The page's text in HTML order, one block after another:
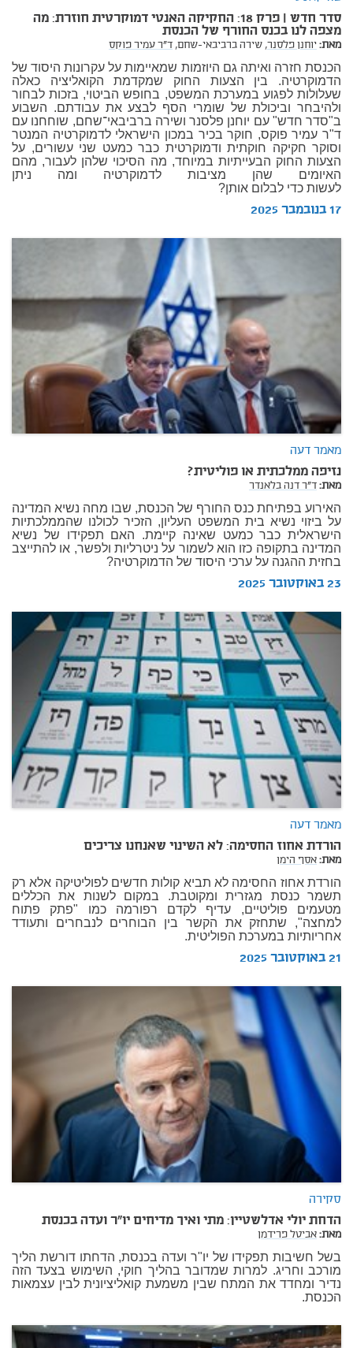
סדר חדש | פרק 18: החקיקה האנטי דמוקרטית חוזרת: מה
מצפה לנו בכנס החורף של הכנסת
מאת:יוחנן פלסנר, שירה ברביבאי-שחם, ד"ר עמיר פוקס
הכנסת חזרה ואיתה גם היוזמות שמאיימות על עקרונות היסוד של
הדמוקרטיה. בין הצעות החוק שמקדמת הקואליציה כאלה
שעלולות לפגוע במערכת המשפט, בחופש הביטוי, בזכות לבחור
ולהיבחר וביכולת של שומרי הסף לבצע את עבודתם. השבוע
ב"סדר חדש" עם יוחנן פלסנר ושירה ברביבאי־שחם, שוחחנו עם
ד"ר עמיר פוקס, חוקר בכיר במכון הישראלי לדמוקרטיה המנטר
וסוקר חקיקה חוקתית ודמוקרטית כבר כמעט שני עשורים, על
הצעות החוק הבעייתיות במיוחד, מה הסיכוי שלהן לעבור, מהם
האיומים שהן מציבות לדמוקרטיה ומה ניתן
לעשות כדי לבלום אותן?
17 בנובמבר 2025
מאמר דעה
נזיפה ממלכתית או פוליטית?
מאת:ד"ר דנה בלאנדר
האירוע בפתיחת כנס החורף של הכנסת, שבו מחה נשיא המדינה
על ביזוי נשיא בית המשפט העליון, הזכיר לכולנו שהממלכתיות
הישראלית כבר כמעט שאינה קיימת. האם תפקידו של נשיא
המדינה בתקופה כזו הוא לשמור על ניטרליות ולפשר, או להתייצב
בחזית ההגנה על ערכי היסוד של הדמוקרטיה?
23 באוקטובר 2025
מאמר דעה
הורדת אחוז החסימה: לא השינוי שאנחנו צריכים
מאת:אסף הימן
הורדת אחוז החסימה לא תביא קולות חדשים לפוליטיקה אלא רק
תשמר כנסת מגזרית ומקוטבת. במקום לשנות את הכללים
מטעמים פוליטיים, עדיף לקדם רפורמה כמו "פתק פתוח
למחצה", שתחזק את הקשר בין הבוחרים לנבחרים ותעודד
אחריותיות במערכת הפוליטית.
21 באוקטובר 2025
סקירה
הדחת יולי אדלשטיין: מתי ואיך מדיחים יו"ר ועדה בכנסת
מאת:אביטל פרידמן
בשל חשיבות תפקידו של יו"ר ועדה בכנסת, הדחתו דורשת הליך
מורכב וחריג. למרות שמדובר בהליך חוקי, השימוש בצעד הזה
נדיר ומחדד את המתח שבין משמעת קואליציונית לבין עצמאות
הכנסת.